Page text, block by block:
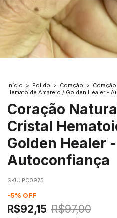
Início > Polido > Coração >
Hematoide Amarelo / Golden Healer -
Coração
Cristal
Golden Healer -
Autoconfiança
SKU: PC0975
-5% OFF
R$92,15 R$97,00